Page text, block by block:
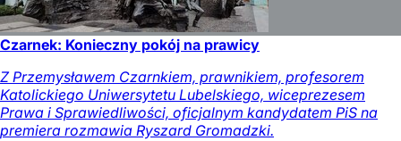
Czarnek: Konieczny pokój na prawicy
Z Przemysławem Czarnkiem, prawnikiem, profesorem
Katolickiego Uniwersytetu Lubelskiego, wiceprezesem
Prawa i Sprawiedliwości, oficjalnym kandydatem PiS na
premiera rozmawia Ryszard Gromadzki.